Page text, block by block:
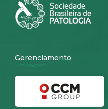
Gerenciamento